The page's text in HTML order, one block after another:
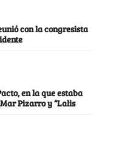
con la congresista
en la que estaba
Pizarro y “Lalis